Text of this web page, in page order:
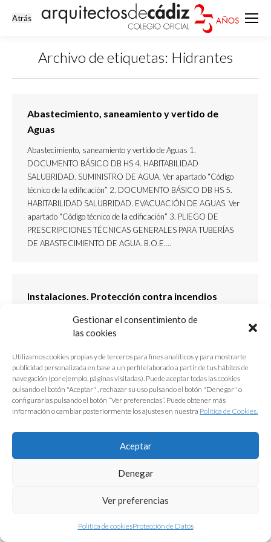
Gestionar el consentimiento de
las cookies
Utilizamos cookies propias y de terceros para fines analíticos y para mostrarte
publicidad personalizada en base a un perfil elaborado a partir de tus hábitos de
navegación (por ejemplo, páginas visitadas). Puede aceptar todas las cookies
pulsando el botón "Aceptar" , rechazar su uso pulsando el botón "Denegar" o
configurarlas pulsando el botón “Ver preferencias”. Puede obtener más
información o cambiar posteriormente los ajustes en nuestra Política de Cookies.
Aceptar
Denegar
Ver preferencias
Política de cookiesProtección de Datos
Archivo de etiquetas: Hidrantes
Abastecimiento, saneamiento y vertido de
Aguas
Abastecimiento, saneamiento y vertido de Aguas 1.
DOCUMENTO BÁSICO DB HS 4. HABITABILIDAD
SALUBRIDAD. SUMINISTRO DE AGUA. Ver apartado “Código
técnico de la edificación” 2. DOCUMENTO BÁSICO DB HS 5.
HABITABILIDAD SALUBRIDAD. EVACUACIÓN DE AGUAS. Ver
apartado “Código técnico de la edificación” 3. PLIEGO DE
PRESCRIPCIONES TÉCNICAS GENERALES PARA TUBERÍAS
DE ABASTECIMIENTO DE AGUA. B.O.E.…
Instalaciones. Protección contra incendios
Real Decreto 513/2017, de 22 de mayo
Protección de Datos Aviso Legal | Política de Cookies